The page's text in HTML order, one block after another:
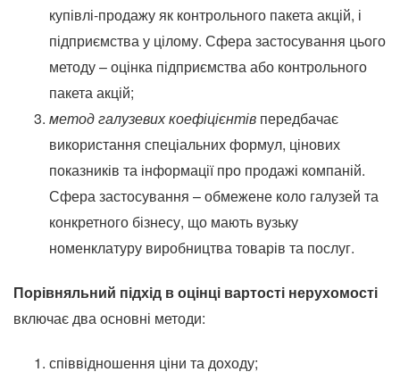
купівлі-продажу як контрольного пакета акцій, і
підприємства у цілому. Сфера застосування цього
методу – оцінка підприємства або контрольного
пакета акцій;
метод галузевих коефіцієнтів передбачає
використання спеціальних формул, цінових
показників та інформації про продажі компаній.
Сфера застосування – обмежене коло галузей та
конкретного бізнесу, що мають вузьку
номенклатуру виробництва товарів та послуг.
Порівняльний підхід в оцінці вартості нерухомості
включає два основні методи:
співвідношення ціни та доходу;